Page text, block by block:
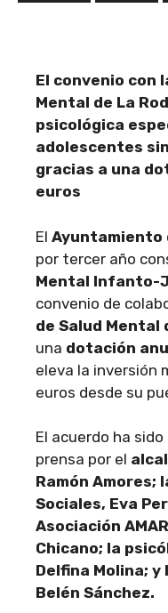
El convenio con
Mental de La
psicológica
adolescentes
gracias a una
euros
El Ayuntamiento
por tercer año
Mental Infanto-
convenio de
de Salud Mental
una dotación
eleva la inversión
euros desde su
El acuerdo ha
prensa por el
Ramón Amores;
Sociales, Eva
Asociación
Chicano; la
Delfina Molina;
Belén Sánchez.